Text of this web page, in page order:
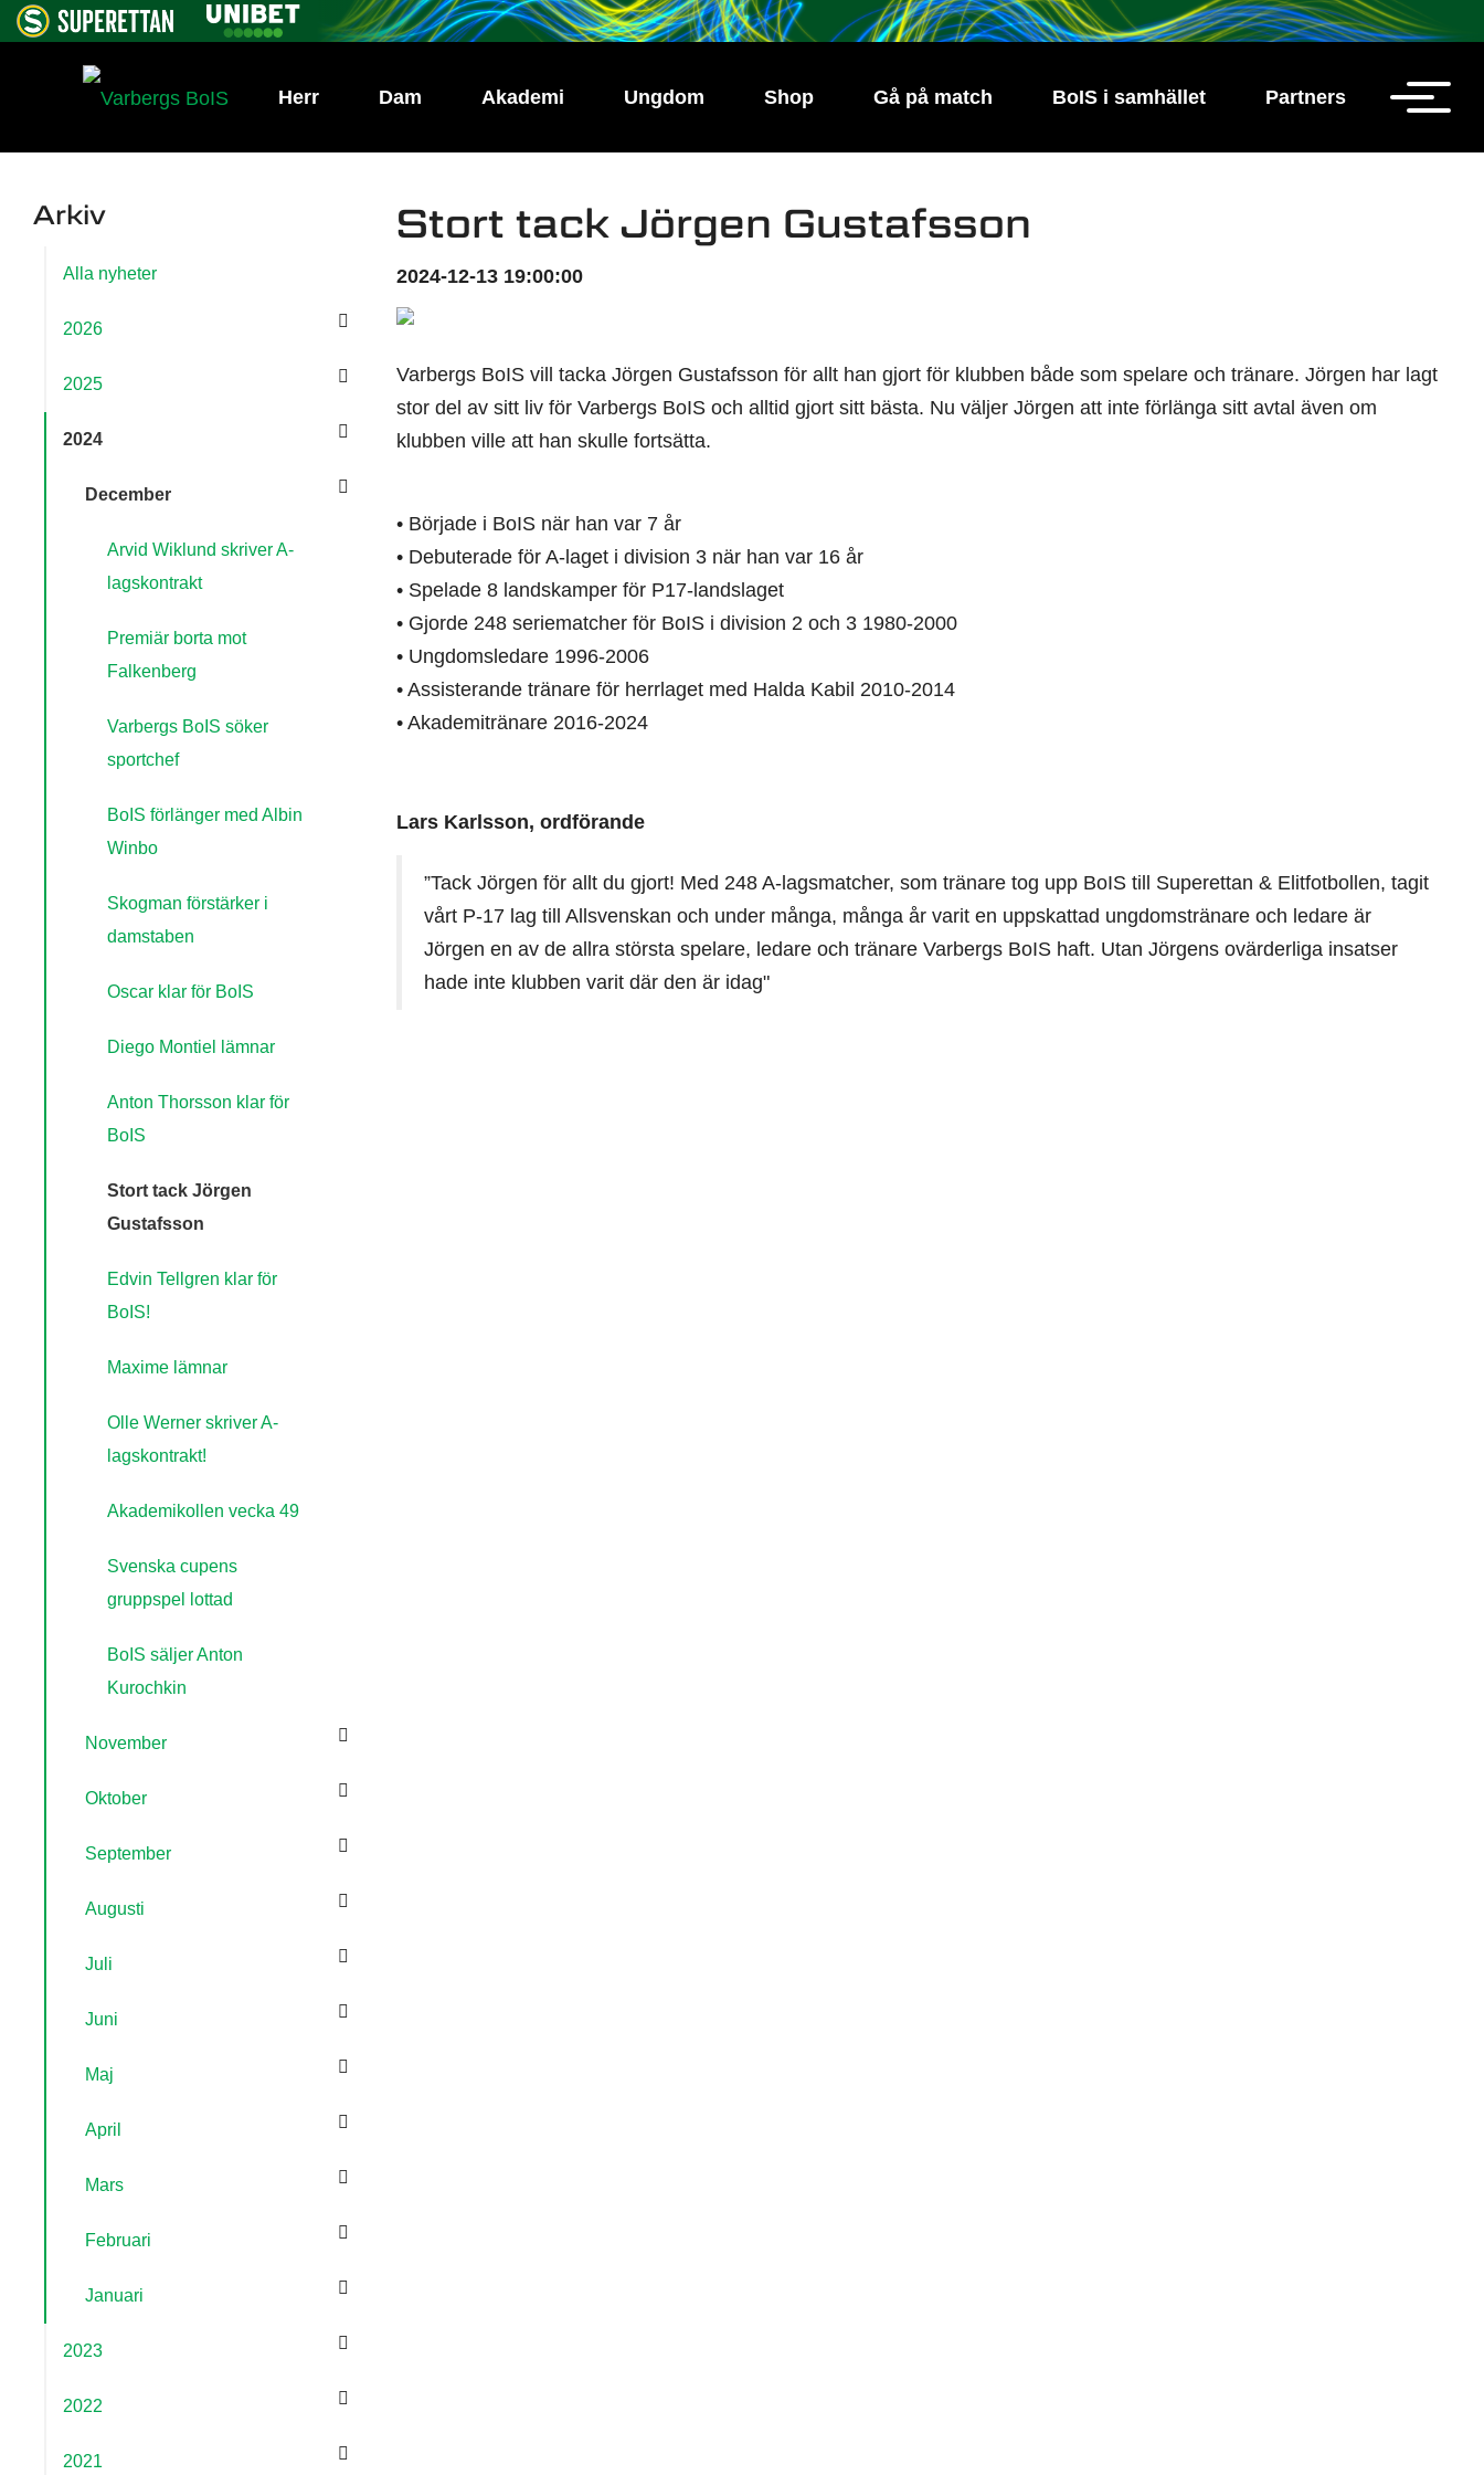
Herr Dam Akademi Ungdom Shop Gå på match BoIS i samhället Partners
Arkiv
Alla nyheter
2026
2025
2024
December
Arvid Wiklund skriver A-
lagskontrakt
Premiär borta mot
Falkenberg
Varbergs BoIS söker
sportchef
BoIS förlänger med Albin
Winbo
Skogman förstärker i
damstaben
Oscar klar för BoIS
Diego Montiel lämnar
Anton Thorsson klar för
BoIS
Stort tack Jörgen
Gustafsson
Edvin Tellgren klar för
BoIS!
Maxime lämnar
Olle Werner skriver A-
lagskontrakt!
Akademikollen vecka 49
Svenska cupens
gruppspel lottad
BoIS säljer Anton
Kurochkin
November
Oktober
September
Augusti
Juli
Juni
Maj
April
Mars
Februari
Januari
2023
2022
2021
Stort tack Jörgen Gustafsson
2024-12-13 19:00:00
Varbergs BoIS vill tacka Jörgen Gustafsson för allt han gjort för klubben både som spelare och tränare. Jörgen har lagt
stor del av sitt liv för Varbergs BoIS och alltid gjort sitt bästa. Nu väljer Jörgen att inte förlänga sitt avtal även om
klubben ville att han skulle fortsätta.
• Började i BoIS när han var 7 år
• Debuterade för A-laget i division 3 när han var 16 år
• Spelade 8 landskamper för P17-landslaget
• Gjorde 248 seriematcher för BoIS i division 2 och 3 1980-2000
• Ungdomsledare 1996-2006
• Assisterande tränare för herrlaget med Halda Kabil 2010-2014
• Akademitränare 2016-2024
Lars Karlsson, ordförande
”Tack Jörgen för allt du gjort! Med 248 A-lagsmatcher, som tränare tog upp BoIS till Superettan & Elitfotbollen, tagit
vårt P-17 lag till Allsvenskan och under många, många år varit en uppskattad ungdomstränare och ledare är
Jörgen en av de allra största spelare, ledare och tränare Varbergs BoIS haft. Utan Jörgens ovärderliga insatser
hade inte klubben varit där den är idag"